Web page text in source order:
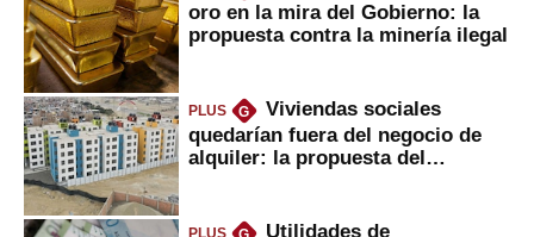
oro en la mira del Gobierno: la
propuesta contra la minería ilegal
PLUS G
Viviendas sociales
quedarían fuera del negocio de
alquiler: la propuesta del
PLUS
Utilidades de